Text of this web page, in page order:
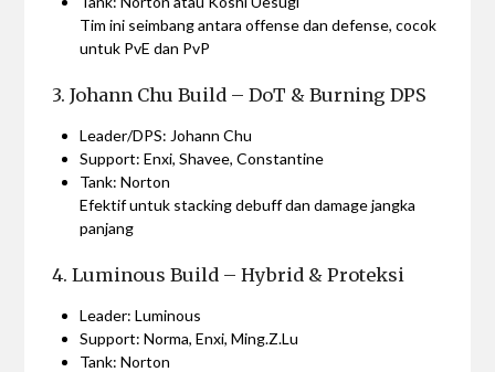
Tim ini seimbang antara offense dan defense, cocok
untuk PvE dan PvP
3. Johann Chu Build – DoT & Burning DPS
Leader/DPS: Johann Chu
Support: Enxi, Shavee, Constantine
Tank: Norton
Efektif untuk stacking debuff dan damage jangka
panjang
4. Luminous Build – Hybrid & Proteksi
Leader: Luminous
Support: Norma, Enxi, Ming.Z.Lu
Tank: Norton